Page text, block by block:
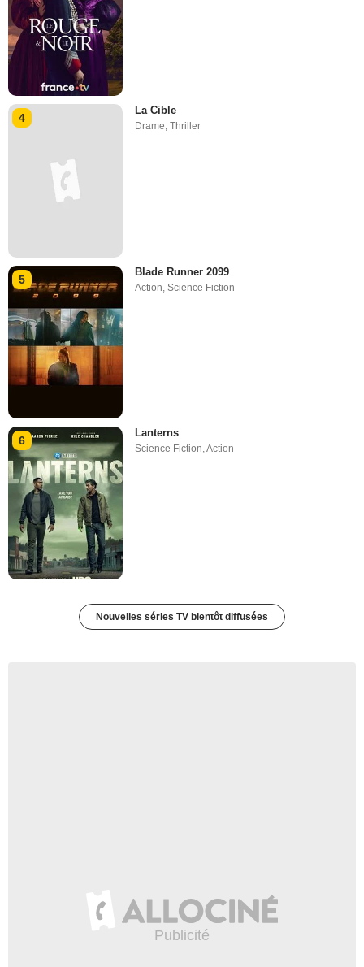
4
La Cible
Drame,Thriller
5
Blade Runner 2099
Action ,Science Fiction
6
Lanterns
Science Fiction,Action
Nouvelles séries TV bientôt diffusées